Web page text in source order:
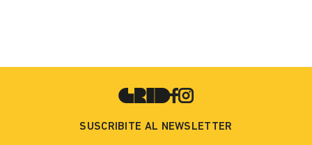
SUSCRIBITE AL NEWSLETTER